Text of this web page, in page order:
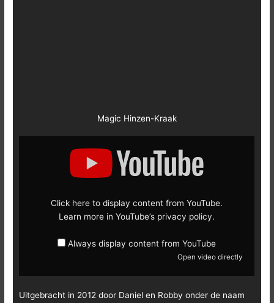
Magic Hinzen-Kraak
Display
Click here to display content from YouTube.
Learn more inYouTube’s privacy policy.
Always display content from YouTube
Open video directly
Uitgebracht in 2012 door Daniel en Robby onder de naam